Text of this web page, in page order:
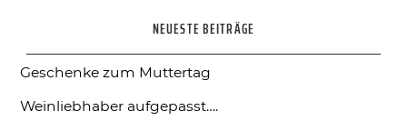
NEUESTE BEITRÄGE
Geschenke zum Muttertag
Weinliebhaber aufgepasst….